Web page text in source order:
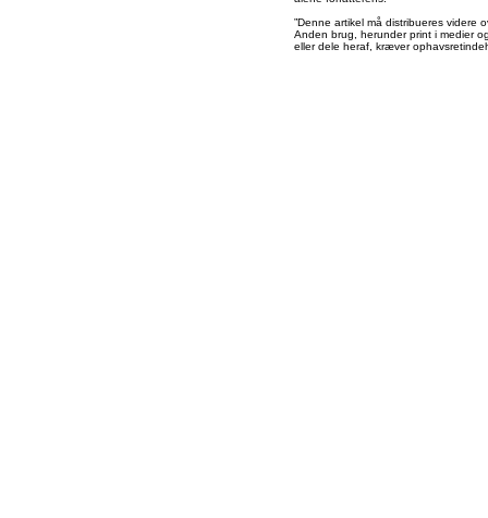
”Denne artikel må distribueres videre
Anden brug, herunder print i medier
eller dele heraf, kræver